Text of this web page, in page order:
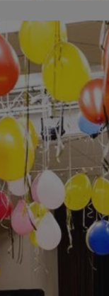
MvSessID
INGRESSCOOKIE
CookieScriptConsent
__cf_bm